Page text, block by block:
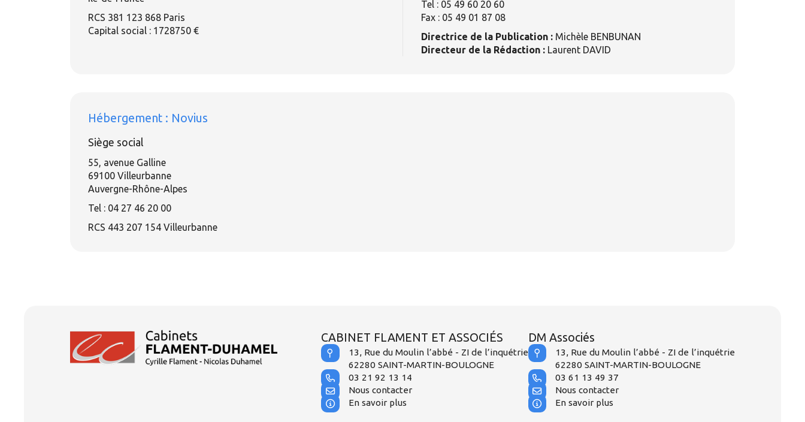
RCS 381 123 868 Paris
Capital social : 1728750 €
Tel : 05 49 60 20 60
Fax : 05 49 01 87 08
Directrice de la Publication :Michèle BENBUNAN
Directeur de la Rédaction :Laurent DAVID
Hébergement : Novius
Siège social
55, avenue Galline
69100 Villeurbanne
Auvergne-Rhône-Alpes
Tel : 04 27 46 20 00
RCS 443 207 154 Villeurbanne
CABINET FLAMENT ET ASSOCIÉS
13, Rue du Moulin l’abbé - ZI de l’inquétrie
62280 SAINT-MARTIN-BOULOGNE
03 21 92 13 14
Nous contacter
En savoir plus
DM Associés
13, Rue du Moulin l’abbé - ZI de l’inquétrie
62280 SAINT-MARTIN-BOULOGNE
03 61 13 49 37
Nous contacter
En savoir plus